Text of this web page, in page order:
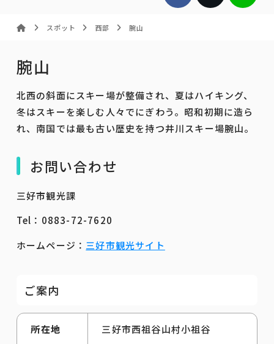
スポット 西部 腕山
腕山
北西の斜面にスキー場が整備され、夏はハイキング、
冬はスキーを楽しむ人々でにぎわう。昭和初期に造ら
れ、南国では最も古い歴史を持つ井川スキー場腕山。
お問い合わせ
三好市観光課
Tel：0883-72-7620
ホームページ： 三好市観光サイト
ご案内
所在地 三好市西祖谷山村小祖谷